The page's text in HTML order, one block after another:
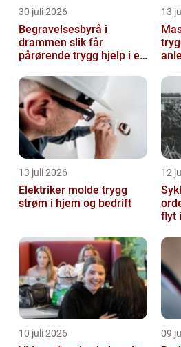
30 juli 2026
Begravelsesbyrå i
drammen slik får
pårørende trygg hjelp i en
13
13 juli 2026
Elektriker molde trygg
strøm i hjem og bedrift
12
flyt
10 juli 2026 09